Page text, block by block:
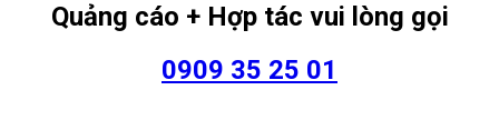
Quảng cáo + Hợp tác vui lòng gọi
0909 35 25 01